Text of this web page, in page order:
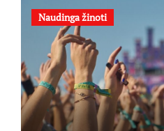
Naudinga žinoti